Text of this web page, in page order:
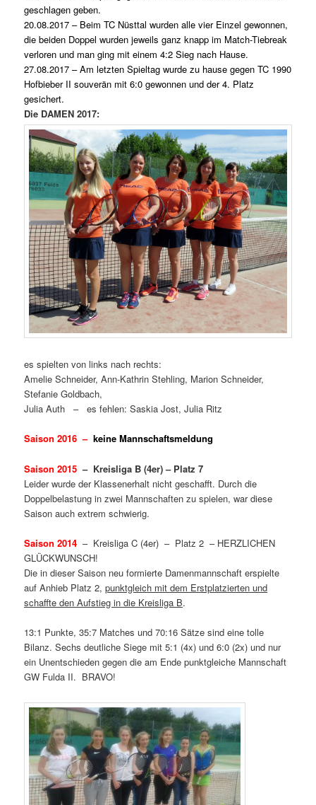
geschlagen geben.
20.08.2017 – Beim TC Nüsttal wurden alle vier Einzel gewonnen,
die beiden Doppel wurden jeweils ganz knapp im Match-Tiebreak
verloren und man ging mit einem 4:2 Sieg nach Hause.
27.08.2017 – Am letzten Spieltag wurde zu hause gegen TC 1990
Hofbieber II souverän mit 6:0 gewonnen und der 4. Platz
gesichert.
Die DAMEN 2017:
es spielten von links nach rechts:
Amelie Schneider, Ann-Kathrin Stehling, Marion Schneider,
Stefanie Goldbach,
Julia Auth – es fehlen: Saskia Jost, Julia Ritz
Saison 2016 –keine Mannschaftsmeldung
Saison 2015– Kreisliga B (4er) – Platz 7
Leider wurde der Klassenerhalt nicht geschafft. Durch die
Doppelbelastung in zwei Mannschaften zu spielen, war diese
Saison auch extrem schwierig.
Saison 2014 – Kreisliga C (4er) – Platz 2 – HERZLICHEN
GLÜCKWUNSCH!
Die in dieser Saison neu formierte Damenmannschaft erspielte
auf Anhieb Platz 2,punktgleich mit dem Erstplatzierten und
schaffte den Aufstieg in die Kreisliga B.
13:1 Punkte, 35:7 Matches und 70:16 Sätze sind eine tolle
Bilanz. Sechs deutliche Siege mit 5:1 (4x) und 6:0 (2x) und nur
ein Unentschieden gegen die am Ende punktgleiche Mannschaft
GW Fulda II. BRAVO!